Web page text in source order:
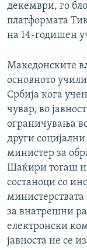
декември, го
платформата
на 14-годишен
Македонските
основното
Србија кога
чувар, во
ограничувања
други
министер за
Шаќири тогаш
состаноци со
за внатрешни
електронски
јавноста не се